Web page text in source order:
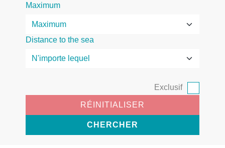
Maximum
Distance to the sea
Exclusif
RÉINITIALISER
CHERCHER